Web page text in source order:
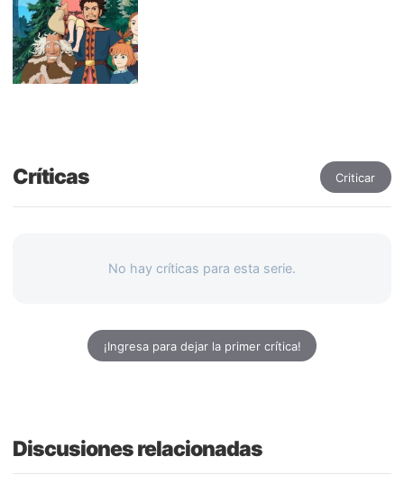
Críticas Criticar
No hay críticas para esta serie.
¡Ingresa para dejar la primer crítica!
Discusiones relacionadas